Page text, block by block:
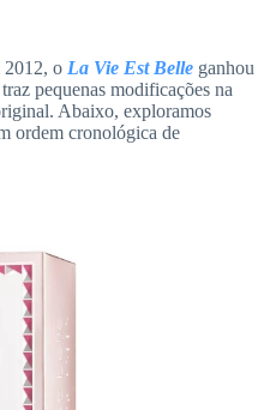
2012, o La Vie Est Belle ganhou
pequenas modificações na
Abaixo, exploramos
ordem cronológica de